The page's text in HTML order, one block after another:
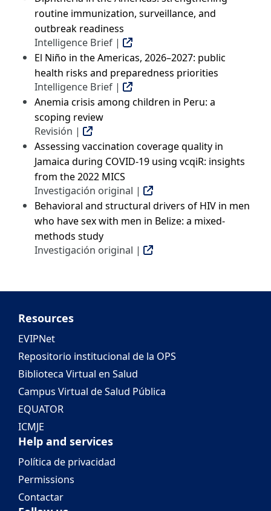
routine immunization, surveillance, and
outbreak readiness
Intelligence Brief |
El Niño in the Americas, 2026–2027: public
health risks and preparedness priorities
Intelligence Brief |
Anemia crisis among children in Peru: a
scoping review
Revisión |
Assessing vaccination coverage quality in
Jamaica during COVID-19 using vcqiR: insights
from the 2022 MICS
Investigación original |
Behavioral and structural drivers of HIV in men
who have sex with men in Belize: a mixed-
methods study
Investigación original |
Resources
EVIPNet
Repositorio institucional de la OPS
Biblioteca Virtual en Salud
Campus Virtual de Salud Pública
EQUATOR
ICMJE
Help and services
Política de privacidad
Permissions
Contactar